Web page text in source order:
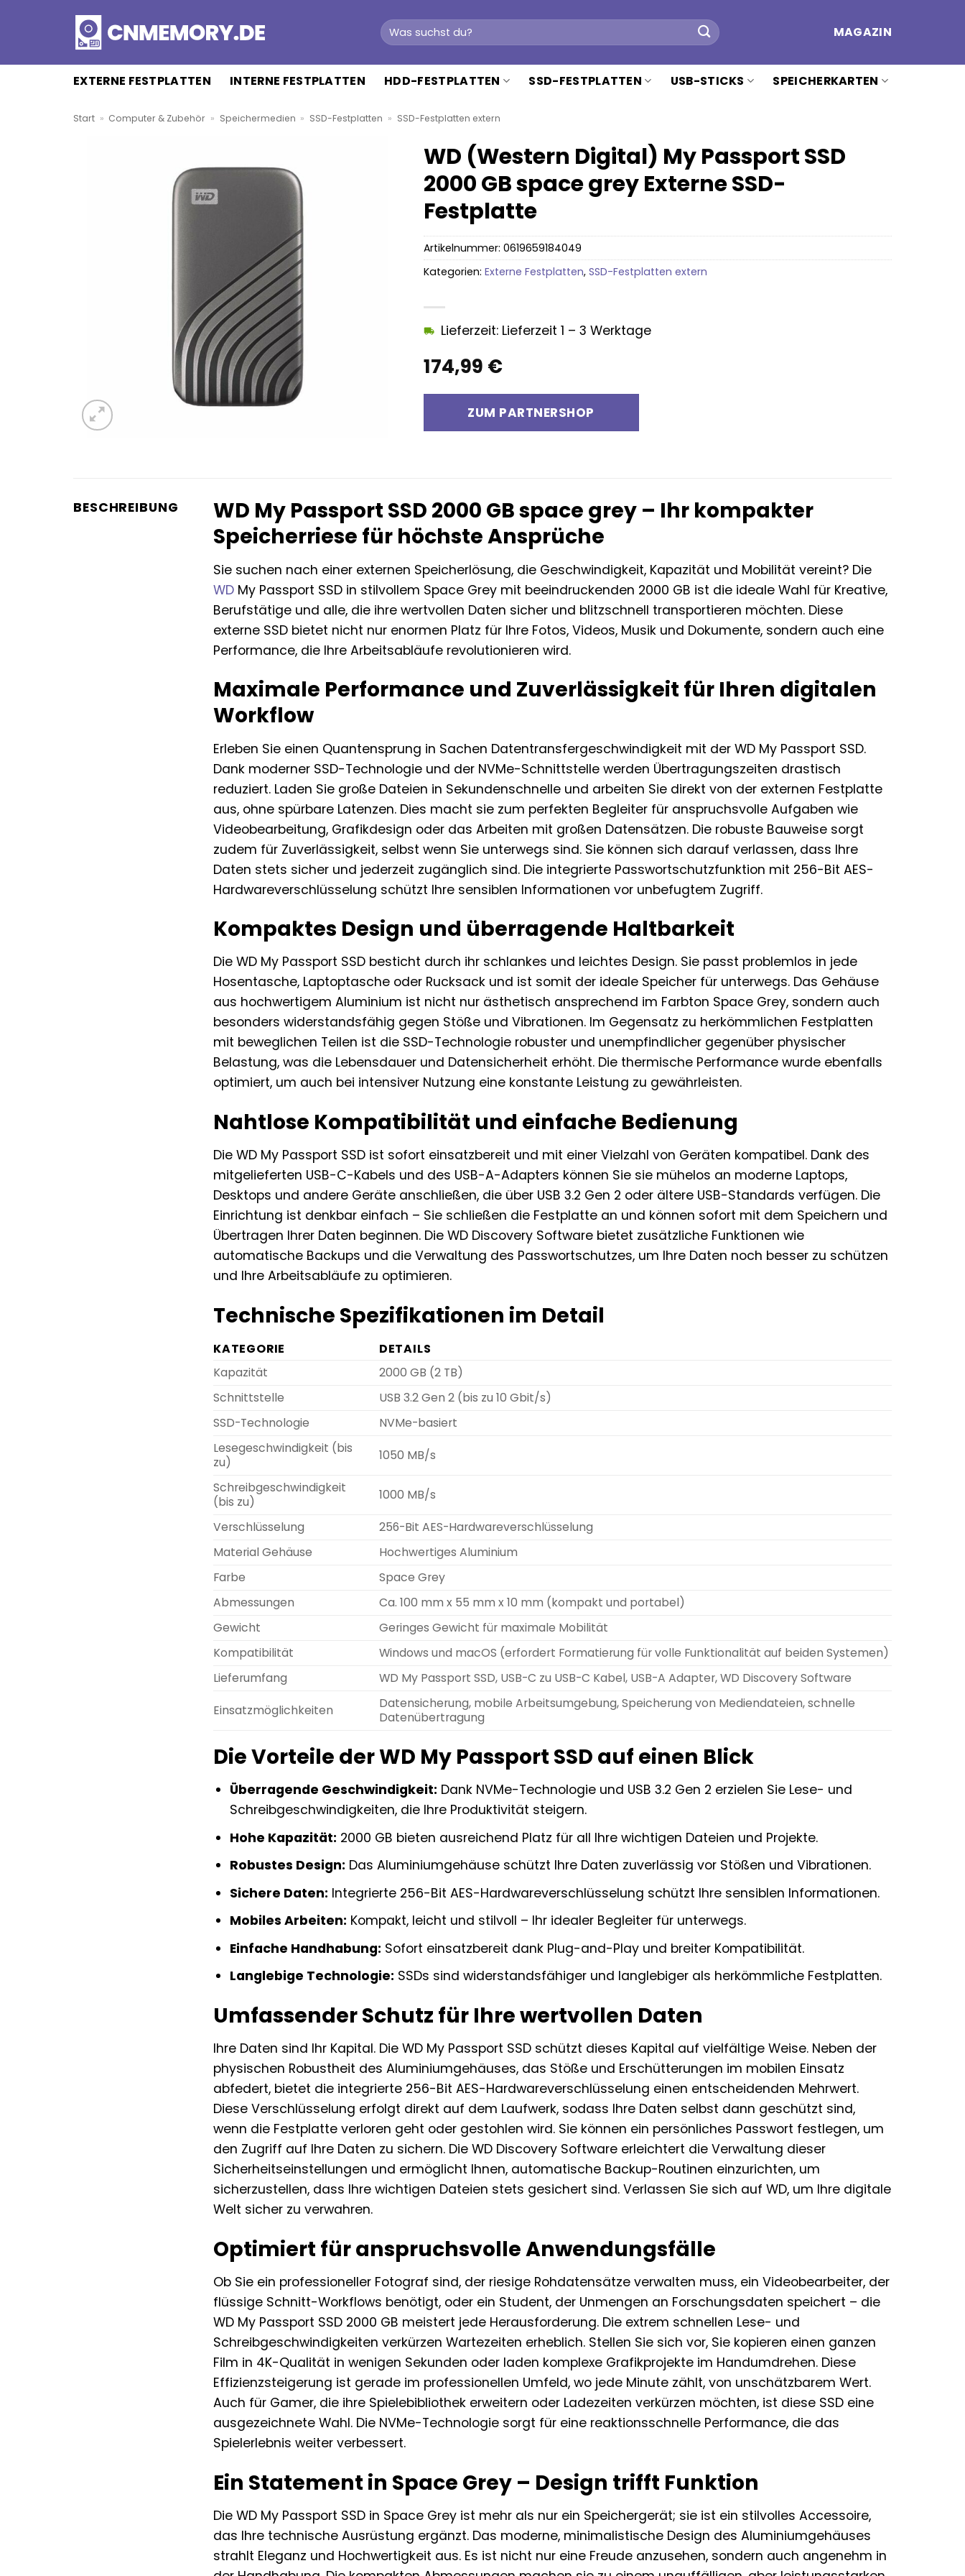
Suchen
nach:
MAGAZIN
EXTERNE FESTPLATTEN INTERNE FESTPLATTEN HDD-FESTPLATTEN SSD-FESTPLATTEN USB-STICKS SPEICHERKARTEN
Start » Computer & Zubehör » Speichermedien » SSD-Festplatten » SSD-Festplatten extern
WD (Western Digital) My Passport SSD
2000 GB space grey Externe SSD-
Festplatte
174,99 €
Lieferzeit: Lieferzeit 1 – 3 Werktage
ZUM PARTNERSHOP
Artikelnummer: 0619659184049
Kategorien: Externe Festplatten, SSD-Festplatten extern
BESCHREIBUNG
WD My Passport SSD 2000 GB space grey – Ihr kompakter
Speicherriese für höchste Ansprüche
Sie suchen nach einer externen Speicherlösung, die Geschwindigkeit, Kapazität und Mobilität vereint? Die
WD My Passport SSD in stilvollem Space Grey mit beeindruckenden 2000 GB ist die ideale Wahl für Kreative,
Berufstätige und alle, die ihre wertvollen Daten sicher und blitzschnell transportieren möchten. Diese
externe SSD bietet nicht nur enormen Platz für Ihre Fotos, Videos, Musik und Dokumente, sondern auch eine
Performance, die Ihre Arbeitsabläufe revolutionieren wird.
Maximale Performance und Zuverlässigkeit für Ihren digitalen
Workflow
Erleben Sie einen Quantensprung in Sachen Datentransfergeschwindigkeit mit der WD My Passport SSD.
Dank moderner SSD-Technologie und der NVMe-Schnittstelle werden Übertragungszeiten drastisch
reduziert. Laden Sie große Dateien in Sekundenschnelle und arbeiten Sie direkt von der externen Festplatte
aus, ohne spürbare Latenzen. Dies macht sie zum perfekten Begleiter für anspruchsvolle Aufgaben wie
Videobearbeitung, Grafikdesign oder das Arbeiten mit großen Datensätzen. Die robuste Bauweise sorgt
zudem für Zuverlässigkeit, selbst wenn Sie unterwegs sind. Sie können sich darauf verlassen, dass Ihre
Daten stets sicher und jederzeit zugänglich sind. Die integrierte Passwortschutzfunktion mit 256-Bit AES-
Hardwareverschlüsselung schützt Ihre sensiblen Informationen vor unbefugtem Zugriff.
Kompaktes Design und überragende Haltbarkeit
Die WD My Passport SSD besticht durch ihr schlankes und leichtes Design. Sie passt problemlos in jede
Hosentasche, Laptoptasche oder Rucksack und ist somit der ideale Speicher für unterwegs. Das Gehäuse
aus hochwertigem Aluminium ist nicht nur ästhetisch ansprechend im Farbton Space Grey, sondern auch
besonders widerstandsfähig gegen Stöße und Vibrationen. Im Gegensatz zu herkömmlichen Festplatten
mit beweglichen Teilen ist die SSD-Technologie robuster und unempfindlicher gegenüber physischer
Belastung, was die Lebensdauer und Datensicherheit erhöht. Die thermische Performance wurde ebenfalls
optimiert, um auch bei intensiver Nutzung eine konstante Leistung zu gewährleisten.
Nahtlose Kompatibilität und einfache Bedienung
Die WD My Passport SSD ist sofort einsatzbereit und mit einer Vielzahl von Geräten kompatibel. Dank des
mitgelieferten USB-C-Kabels und des USB-A-Adapters können Sie sie mühelos an moderne Laptops,
Desktops und andere Geräte anschließen, die über USB 3.2 Gen 2 oder ältere USB-Standards verfügen. Die
Einrichtung ist denkbar einfach – Sie schließen die Festplatte an und können sofort mit dem Speichern und
Übertragen Ihrer Daten beginnen. Die WD Discovery Software bietet zusätzliche Funktionen wie
automatische Backups und die Verwaltung des Passwortschutzes, um Ihre Daten noch besser zu schützen
und Ihre Arbeitsabläufe zu optimieren.
Technische Spezifikationen im Detail
KATEGORIE
DETAILS
Kapazität
2000 GB (2 TB)
Schnittstelle
USB 3.2 Gen 2 (bis zu 10 Gbit/s)
SSD-Technologie
NVMe-basiert
Lesegeschwindigkeit (bis
zu)
1050 MB/s
Schreibgeschwindigkeit
(bis zu)
1000 MB/s
Verschlüsselung
256-Bit AES-Hardwareverschlüsselung
Material Gehäuse
Hochwertiges Aluminium
Farbe
Space Grey
Abmessungen
Ca. 100 mm x 55 mm x 10 mm (kompakt und portabel)
Gewicht
Geringes Gewicht für maximale Mobilität
Kompatibilität
Windows und macOS (erfordert Formatierung für volle Funktionalität auf beiden Systemen)
Lieferumfang
WD My Passport SSD, USB-C zu USB-C Kabel, USB-A Adapter, WD Discovery Software
Einsatzmöglichkeiten
Datensicherung, mobile Arbeitsumgebung, Speicherung von Mediendateien, schnelle
Datenübertragung
Die Vorteile der WD My Passport SSD auf einen Blick
Überragende Geschwindigkeit: Dank NVMe-Technologie und USB 3.2 Gen 2 erzielen Sie Lese- und
Schreibgeschwindigkeiten, die Ihre Produktivität steigern.
Hohe Kapazität: 2000 GB bieten ausreichend Platz für all Ihre wichtigen Dateien und Projekte.
Robustes Design: Das Aluminiumgehäuse schützt Ihre Daten zuverlässig vor Stößen und Vibrationen.
Sichere Daten: Integrierte 256-Bit AES-Hardwareverschlüsselung schützt Ihre sensiblen Informationen.
Mobiles Arbeiten: Kompakt, leicht und stilvoll – Ihr idealer Begleiter für unterwegs.
Einfache Handhabung: Sofort einsatzbereit dank Plug-and-Play und breiter Kompatibilität.
Langlebige Technologie: SSDs sind widerstandsfähiger und langlebiger als herkömmliche Festplatten.
Umfassender Schutz für Ihre wertvollen Daten
Ihre Daten sind Ihr Kapital. Die WD My Passport SSD schützt dieses Kapital auf vielfältige Weise. Neben der
physischen Robustheit des Aluminiumgehäuses, das Stöße und Erschütterungen im mobilen Einsatz
abfedert, bietet die integrierte 256-Bit AES-Hardwareverschlüsselung einen entscheidenden Mehrwert.
Diese Verschlüsselung erfolgt direkt auf dem Laufwerk, sodass Ihre Daten selbst dann geschützt sind,
wenn die Festplatte verloren geht oder gestohlen wird. Sie können ein persönliches Passwort festlegen, um
den Zugriff auf Ihre Daten zu sichern. Die WD Discovery Software erleichtert die Verwaltung dieser
Sicherheitseinstellungen und ermöglicht Ihnen, automatische Backup-Routinen einzurichten, um
sicherzustellen, dass Ihre wichtigen Dateien stets gesichert sind. Verlassen Sie sich auf WD, um Ihre digitale
Welt sicher zu verwahren.
Optimiert für anspruchsvolle Anwendungsfälle
Ob Sie ein professioneller Fotograf sind, der riesige Rohdatensätze verwalten muss, ein Videobearbeiter, der
flüssige Schnitt-Workflows benötigt, oder ein Student, der Unmengen an Forschungsdaten speichert – die
WD My Passport SSD 2000 GB meistert jede Herausforderung. Die extrem schnellen Lese- und
Schreibgeschwindigkeiten verkürzen Wartezeiten erheblich. Stellen Sie sich vor, Sie kopieren einen ganzen
Film in 4K-Qualität in wenigen Sekunden oder laden komplexe Grafikprojekte im Handumdrehen. Diese
Effizienzsteigerung ist gerade im professionellen Umfeld, wo jede Minute zählt, von unschätzbarem Wert.
Auch für Gamer, die ihre Spielebibliothek erweitern oder Ladezeiten verkürzen möchten, ist diese SSD eine
ausgezeichnete Wahl. Die NVMe-Technologie sorgt für eine reaktionsschnelle Performance, die das
Spielerlebnis weiter verbessert.
Ein Statement in Space Grey – Design trifft Funktion
Die WD My Passport SSD in Space Grey ist mehr als nur ein Speichergerät; sie ist ein stilvolles Accessoire,
das Ihre technische Ausrüstung ergänzt. Das moderne, minimalistische Design des Aluminiumgehäuses
strahlt Eleganz und Hochwertigkeit aus. Es ist nicht nur eine Freude anzusehen, sondern auch angenehm in